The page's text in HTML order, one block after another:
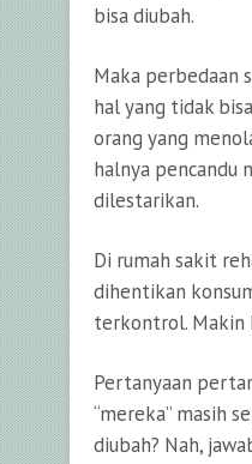
bisa diubah.
Maka perbedaan
hal yang tidak
orang yang
halnya pencandu
dilestarikan.
Di rumah sakit
dihentikan
terkontrol. Makin
Pertanyaan
“mereka” masih
diubah? Nah,